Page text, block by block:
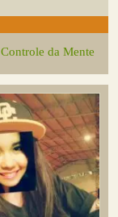
da Mente